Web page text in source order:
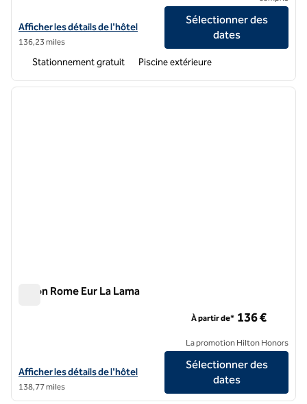
Afficher les détails de l'hôtel Canne Bianche Lifestyle, un hôtel SLH
Afficher les détails de l'hôtel
136,23 miles
Sélectionner des
dates
Stationnement gratuit Piscine extérieure
1 sur 12
Hilton Rome Eur La Lama
Afficher les détails de l'hôtel Hilton Rome Eur La Lama
Afficher les détails de l'hôtel
138,77 miles
À partir de* 136 €
La promotion Hilton Honors
Sélectionner des
dates
1/12